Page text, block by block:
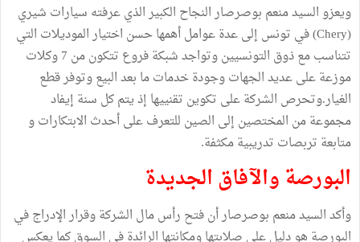
ويعزو السيد منعم بوصرصار النجاح الكبير الذي عرفته سيارات شيري
(Chery) في تونس إلى عدة عوامل أهمها حسن اختيار الموديلات التي
تتناسب مع ذوق التونسيين وتواجد شبكة فروع تتكون من 7 وكلات
موزعة على عديد الجهات وجودة خدمات ما بعد البيع وتوفر قطع
الغيار.وتحرص الشركة على تكوين تقنييها إذ يتم كل سنة إيفاد
مجموعة من المختصين إلى الصين للتعرف على أحدث الابتكارات و
متابعة تربصات تدريبية مكثفة.
البورصة والآفاق الجديدة
وأكد السيد منعم بوصرصار أن فتح رأس مال الشركة وقرار الإدراج في